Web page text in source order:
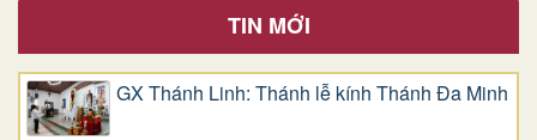
TIN MỚI
GX Thánh Linh: Thánh lễ kính Thánh Đa Minh